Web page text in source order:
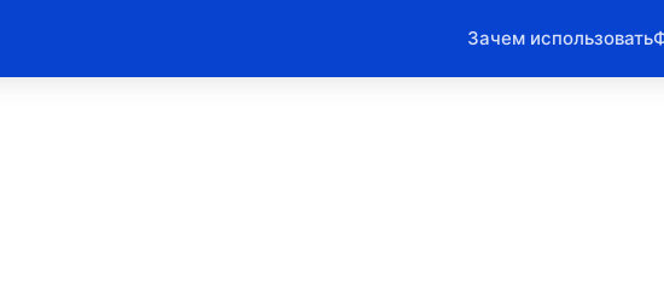
Зачем использовать